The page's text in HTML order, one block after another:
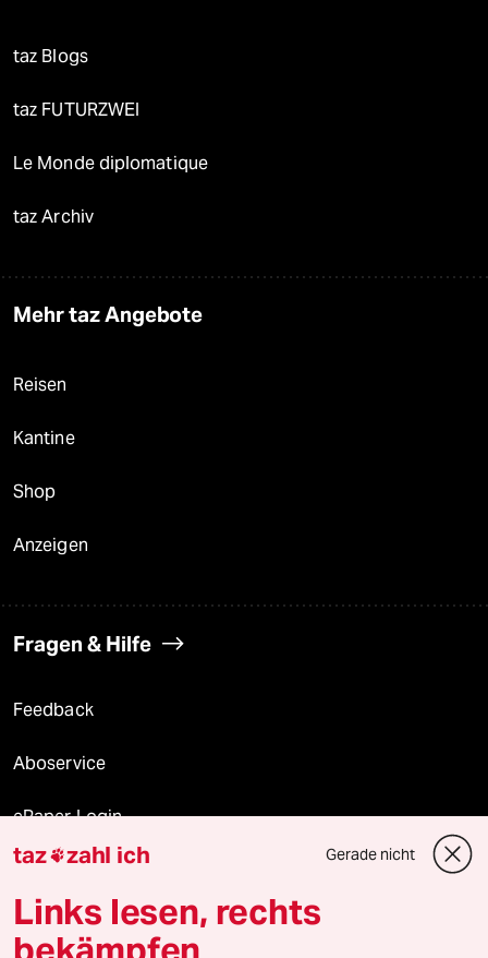
taz Blogs
taz FUTURZWEI
Le Monde diplomatique
taz Archiv
Mehr taz Angebote
Reisen
Kantine
Shop
Anzeigen
Fragen & Hilfe
Feedback
Aboservice
ePaper Login
Downloads für Abonnierende
taz zahl ich Gerade nicht
Links lesen, rechts